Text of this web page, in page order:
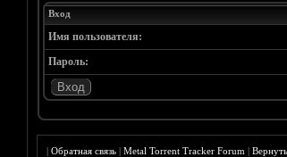
Вход
Имя пользователя:
Пароль:
|Обратная связь |Metal Torrent Tracker Forum |